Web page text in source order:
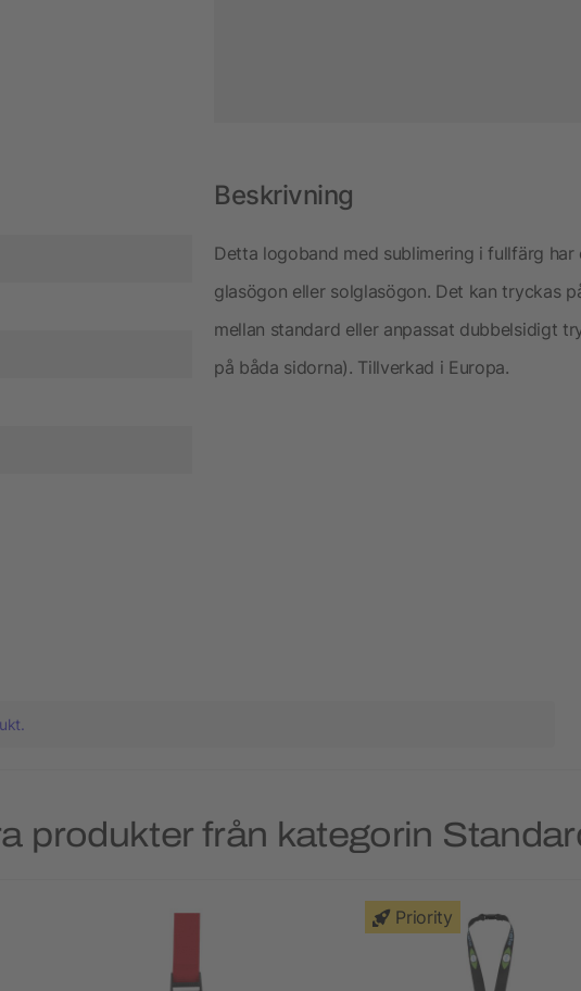
Beskrivning
Detta logoband med sublimering i fullfärg
glasögon eller solglasögon. Det kan tryckas
mellan standard eller anpassat dubbelsidigt
på båda sidorna). Tillverkad i Europa.
produkter från kategorin
Priority